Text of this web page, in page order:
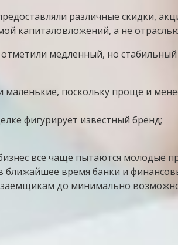
различные скидки,
капиталовложений, а не
медленный, но
поскольку проще и
фигурирует известный бренд;
все чаще пытаются молодые
ближайшее время банки и
до минимально